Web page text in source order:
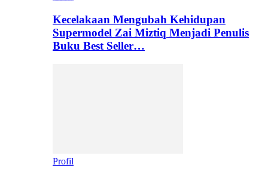
Kecelakaan Mengubah Kehidupan
Supermodel Zai Miztiq Menjadi Penulis
Buku Best Seller…
Profil